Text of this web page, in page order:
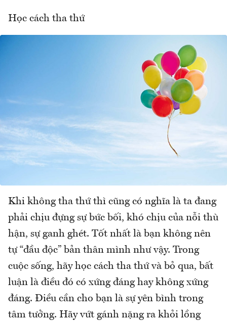
Học cách tha thứ
Khi không tha thứ thì cũng có nghĩa là ta đang
phải chịu đựng sự bức bối, khó chịu của nỗi thù
hận, sự ganh ghét. Tốt nhất là bạn không nên
tự “đầu độc” bản thân mình như vậy. Trong
cuộc sống, hãy học cách tha thứ và bỏ qua, bất
luận là điều đó có xứng đáng hay không xứng
đáng. Điều cần cho bạn là sự yên bình trong
tâm tưởng. Hãy vứt gánh nặng ra khỏi lồng